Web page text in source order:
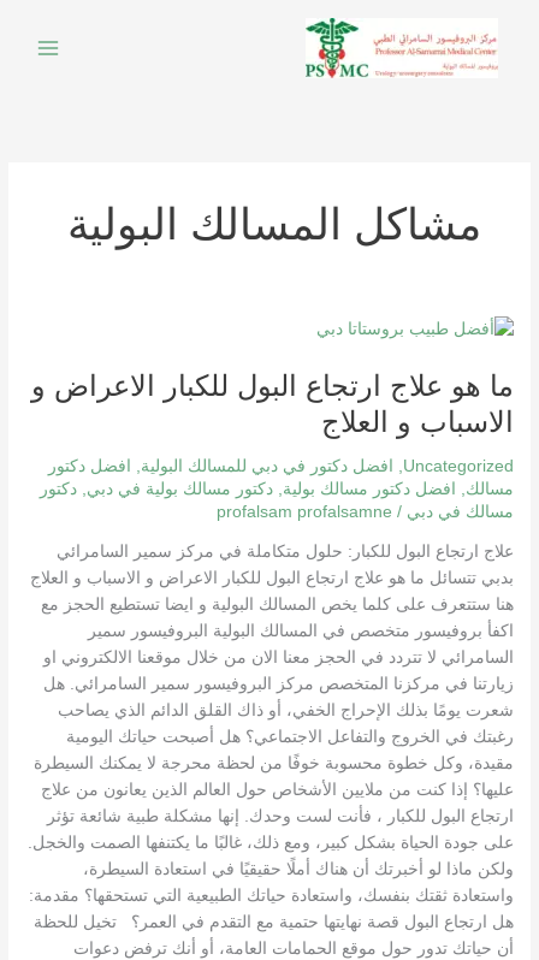
المحتوى
مشاكل المسالك البولية
ما هو علاج ارتجاع البول للكبار الاعراض و
الاسباب و العلاج
Uncategorized افضل دكتور في دبي للمسالك البولية
افضل دكتور
مسالك
افضل دكتور مسالك بولية ,دكتور مسالك بولية في دبي ,دكتور
مسالك في دبي /
profalsam profalsamne
علاج ارتجاع البول للكبار: حلول متكاملة في مركز سمير السامرائي
بدبي تتسائل ما هو علاج ارتجاع البول للكبار الاعراض و الاسباب و العلاج
هنا ستتعرف على كلما يخص المسالك البولية و ايضا تستطيع الحجز مع
اكفأ بروفيسور متخصص في المسالك البولية البروفيسور سمير
السامرائي لا تتردد في الحجز معنا الان من خلال موقعنا الالكتروني او
زيارتنا في مركزنا المتخصص مركز البروفيسور سمير السامرائي. هل
شعرت يومًا بذلك الإحراج الخفي، أو ذاك القلق الدائم الذي يصاحب
رغبتك في الخروج والتفاعل الاجتماعي؟ هل أصبحت حياتك اليومية
مقيدة، وكل خطوة محسوبة خوفًا من لحظة محرجة لا يمكنك السيطرة
عليها؟ إذا كنت من ملايين الأشخاص حول العالم الذين يعانون من علاج
ارتجاع البول للكبار ، فأنت لست وحدك. إنها مشكلة طبية شائعة تؤثر
على جودة الحياة بشكل كبير، ومع ذلك، غالبًا ما يكتنفها الصمت والخجل.
ولكن ماذا لو أخبرتك أن هناك أملًا حقيقيًا في استعادة السيطرة،
واستعادة ثقتك بنفسك، واستعادة حياتك الطبيعية التي تستحقها؟ مقدمة:
هل ارتجاع البول قصة نهايتها حتمية مع التقدم في العمر؟ تخيل للحظة
أن حياتك تدور حول موقع الحمامات العامة، أو أنك ترفض دعوات
ما
ارتجاع
البول
للكبار
الاعراض
و
الاسباب
العلاج